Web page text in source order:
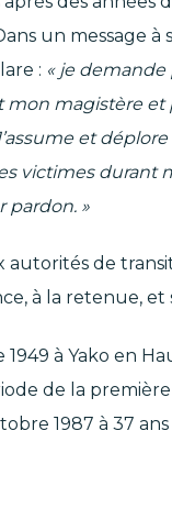
un message
: « je
magistère et
et
victimes durant
pardon. »
autorités de
à la retenue,
1949 à Yako en
de la
1987 à 37 ans